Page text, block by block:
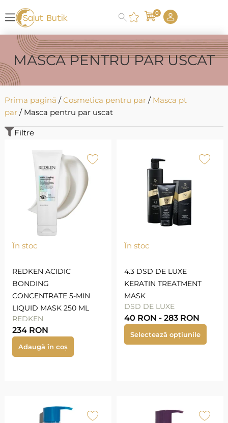
0
MASCA PENTRU PAR USCAT
Prima pagină /Cosmetica pentru par/ Masca pt
par/ Masca pentru par uscat
Filtre
În stoc
REDKEN ACIDIC
BONDING
CONCENTRATE 5-MIN
LIQUID MASK 250 ML
REDKEN
234 RON
Adaugă în coș
În stoc
4.3 DSD DE LUXE
KERATIN TREATMENT
MASK
DSD DE LUXE
40 RON - 283 RON
Selectează opțiunile